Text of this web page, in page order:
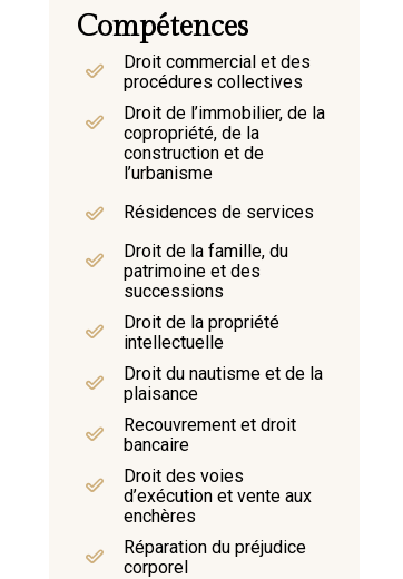
Compétences
Droit commercial et des
procédures collectives
Droit de l’immobilier, de la
copropriété, de la
construction et de
l’urbanisme
Résidences de services
Droit de la famille, du
patrimoine et des
successions
Droit de la propriété
intellectuelle
Droit du nautisme et de la
plaisance
Recouvrement et droit
bancaire
Droit des voies
d’exécution et vente aux
enchères
Réparation du préjudice
corporel